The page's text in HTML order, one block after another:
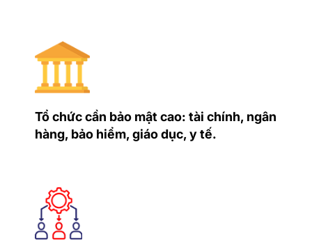
Tổ chức cần bảo mật cao: tài chính, ngân
hàng, bảo hiểm, giáo dục, y tế.